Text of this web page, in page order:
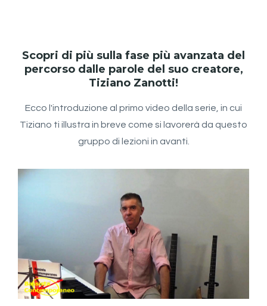
Scopri di più sulla fase più avanzata del
percorso dalle parole del suo creatore,
Tiziano Zanotti!
Ecco l'introduzione al primo video della serie, in cui
Tiziano ti illustra in breve come si lavorerà da questo
gruppo di lezioni in avanti.